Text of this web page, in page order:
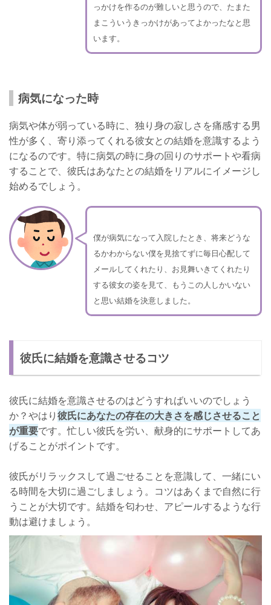
っかけを作るのが難しいと思うので、たまた
まこういうきっかけがあってよかったなと思
います。
病気になった時
病気や体が弱っている時に、独り身の寂しさを痛感する男
性が多く、寄り添ってくれる彼女との結婚を意識するよう
になるのです。特に病気の時に身の回りのサポートや看病
することで、彼氏はあなたとの結婚をリアルにイメージし
始めるでしょう。
僕が病気になって入院したとき、将来どうな
るかわからない僕を見捨てずに毎日心配して
メールしてくれたり、お見舞いきてくれたり
する彼女の姿を見て、もうこの人しかいない
と思い結婚を決意しました。
彼氏に結婚を意識させるコツ
彼氏に結婚を意識させるのはどうすればいいのでしょう
か？やはり彼氏にあなたの存在の大きさを感じさせること
が重要です。忙しい彼氏を労い、献身的にサポートしてあ
げることがポイントです。
彼氏がリラックスして過ごせることを意識して、一緒にい
る時間を大切に過ごしましょう。コツはあくまで自然に行
うことが大切です。結婚を匂わせ、アピールするような行
動は避けましょう。